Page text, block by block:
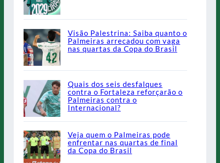
Visão Palestrina: Saiba quanto o
Palmeiras arrecadou com vaga
nas quartas da Copa do Brasil
Quais dos seis desfalques
contra o Fortaleza reforçarão o
Palmeiras contra o
Internacional?
Veja quem o Palmeiras pode
enfrentar nas quartas de final
da Copa do Brasil